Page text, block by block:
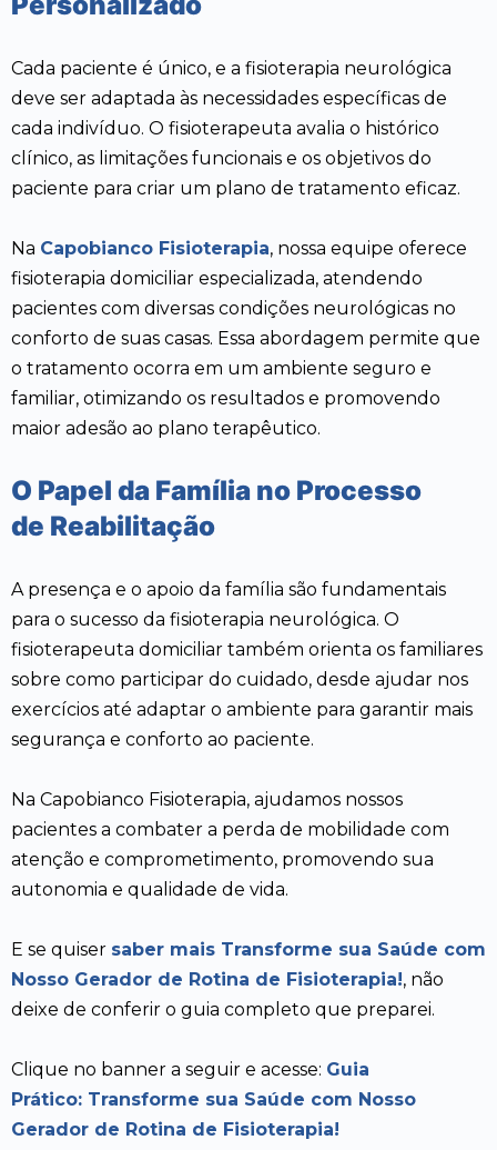
Cada paciente é único, e a fisioterapia neurológica
deve ser adaptada às necessidades específicas de
cada indivíduo. O fisioterapeuta avalia o histórico
clínico, as limitações funcionais e os objetivos do
paciente para criar um plano de tratamento eficaz.
Na Capobianco Fisioterapia, nossa equipe oferece
fisioterapia domiciliar especializada, atendendo
pacientes com diversas condições neurológicas no
conforto de suas casas. Essa abordagem permite que
o tratamento ocorra em um ambiente seguro e
familiar, otimizando os resultados e promovendo
maior adesão ao plano terapêutico.
O Papel da Família no Processo
de Reabilitação
A presença e o apoio da família são fundamentais
para o sucesso da fisioterapia neurológica. O
fisioterapeuta domiciliar também orienta os familiares
sobre como participar do cuidado, desde ajudar nos
exercícios até adaptar o ambiente para garantir mais
segurança e conforto ao paciente.
Na Capobianco Fisioterapia, ajudamos nossos
pacientes a combater a perda de mobilidade com
atenção e comprometimento, promovendo sua
autonomia e qualidade de vida.
E se quiser saber mais Transforme sua Saúde com
Nosso Gerador de Rotina de Fisioterapia!, não
deixe de conferir o guia completo que preparei.
Clique no banner a seguir e acesse: Guia
Prático: Transforme sua Saúde com Nosso
Gerador de Rotina de Fisioterapia!